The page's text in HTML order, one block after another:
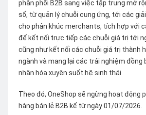
phân phối B2B sang việc tập trung mở
số, từ quản lý chuỗi cung ứng, tới các
cho phân khúc merchants, tích hợp với
để kết nối trực tiếp các chuỗi giá trị tới
cũng như kết nối các chuỗi giá trị thành
ngành và mang lại các trải nghiệm đồng
nhân hóa xuyên suốt hệ sinh thái
Theo đó, OneShop sẽ ngừng hoạt động
hàng bán lẻ B2B kể từ ngày 01/07/2026.